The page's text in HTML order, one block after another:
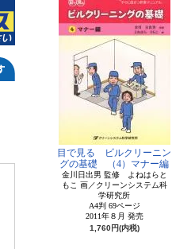
目で見る ビルクリーニン
グの基礎 （4）マナー編
金川日出男 監修 よねはらと
もこ 画／クリーンシステム科
学研究所
A4判 69ページ
2011年８月 発売
1,760円(内税)